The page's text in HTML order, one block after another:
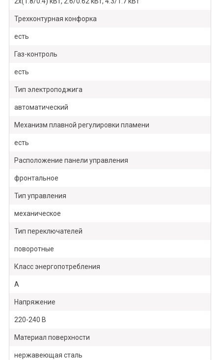
Трехконтурная конфорка
есть
Газ-контроль
есть
Тип электроподжига
автоматический
Механизм плавной регулировки пламени
есть
Расположение панели управления
фронтальное
Тип управления
механическое
Тип переключателей
поворотные
Класс энергопотребления
А
Напряжение
220-240 В
Материал поверхности
нержавеющая сталь